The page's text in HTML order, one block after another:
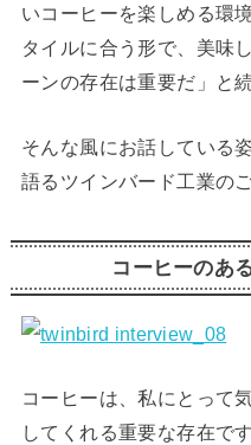
いコーヒーを楽しめる環
タイルに合う形で、美味
ーンの存在は重要だ」と
そんな風にお話している
語るツインバード工業の
コーヒーのあ
コーヒーは、私にとって
してくれる重要な存在です